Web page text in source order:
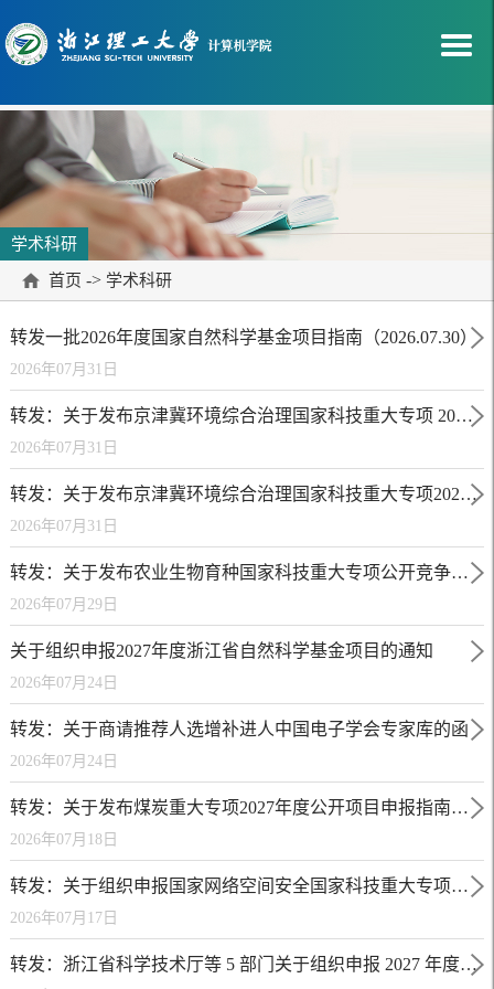
学术科研
首页 -> 学术科研
转发一批2026年度国家自然科学基金项目指南（2026.07.30）
2026年07月31日
转发：关于发布京津冀环境综合治理国家科技重大专项 2027年度第一批“揭榜挂帅”项目榜单的通知
2026年07月31日
转发：关于发布京津冀环境综合治理国家科技重大专项2027年度第一批公开竞争择优项目申报指南的通知
2026年07月31日
转发：关于发布农业生物育种国家科技重大专项公开竞争类项目申报指南的通知
2026年07月29日
关于组织申报2027年度浙江省自然科学基金项目的通知
2026年07月24日
转发：关于商请推荐人选增补进人中国电子学会专家库的函
2026年07月24日
转发：关于发布煤炭重大专项2027年度公开项目申报指南的通知
2026年07月18日
转发：关于组织申报国家网络空间安全国家科技重大专项第三批项目的通知（公开类）
2026年07月17日
转发：浙江省科学技术厅等 5 部门关于组织申报 2027 年度第一批省“尖兵”“领雁”科技计划项目（“文化+科技”、低空经济、深海智能装备与关键技术、深远海风电领域）的通知